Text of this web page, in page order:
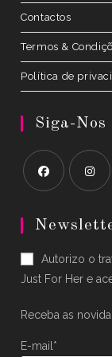
Contactos
Termos &
Política de
Siga-Nos
in
new
tab
in
new
tab
Autorizo o
Just For Her e
Receba as
E-mail*